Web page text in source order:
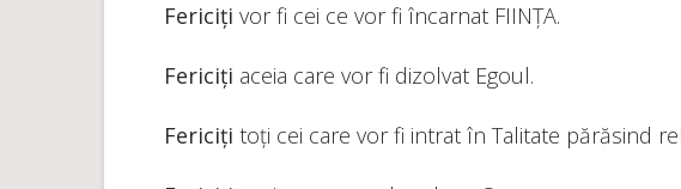
Fericiți vor fi cei ce vor fi încarnat FIINȚA.
Fericiți aceia care vor fi dizolvat Egoul.
Fericiți toți cei care vor fi intrat în Talitate părăsind